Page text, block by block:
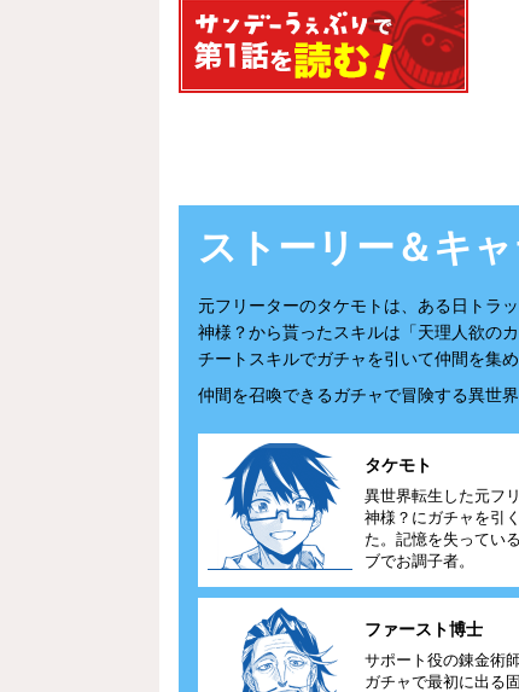
ストーリー＆キ
元フリーターのタケモトは、ある日トラ
神様？から貰ったスキルは「天理人欲のカ
チートスキルでガチャを引いて仲間を集
仲間を召喚できるガチャで冒険する異世
タケモト
異世界転生した元フリ
神様？にガチャを引
た。記憶を失ってい
ブでお調子者。
ファースト博士
サポート役の錬金術師
ガチャで最初に出る